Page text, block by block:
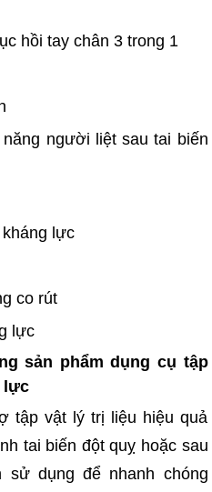
hồi tay chân 3 trong 1
người liệt sau tai biến
lực
co rút
lực
sản phẩm dụng cụ tập
lực
tập vật lý trị liệu hiệu quả
tai biến đột quỵ hoặc sau
dụng để nhanh chóng